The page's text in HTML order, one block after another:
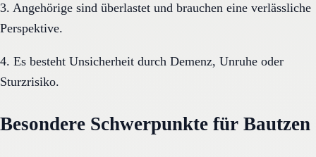
3. Angehörige sind überlastet und brauchen eine verlässliche
Perspektive.
4. Es besteht Unsicherheit durch Demenz, Unruhe oder
Sturzrisiko.
Besondere Schwerpunkte für Bautzen